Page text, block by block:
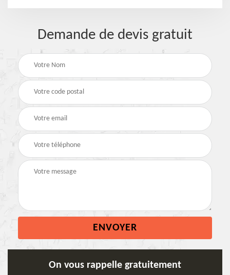
Demande de devis gratuit
On vous rappelle gratuitement